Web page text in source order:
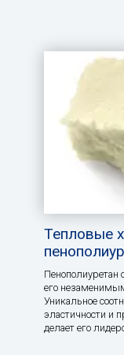
Тепловые
Пенополиуретан
его
Уникальное
эластичности и
делает его